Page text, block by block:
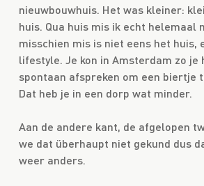
nieuwbouwhuis. Het was kleiner:
huis. Qua huis mis ik echt helemaal
misschien mis is niet eens het huis,
lifestyle. Je kon in Amsterdam zo je
spontaan afspreken om een biertje
Dat heb je in een dorp wat minder.
Aan de andere kant, de afgelopen
we dat überhaupt niet gekund dus
weer anders.